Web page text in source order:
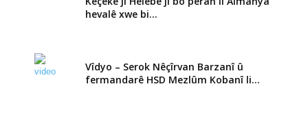
hevalê xwe bi...
Vîdyo – Serok Nêçîrvan Barzanî û
fermandarê HSD Mezlûm Kobanî li...